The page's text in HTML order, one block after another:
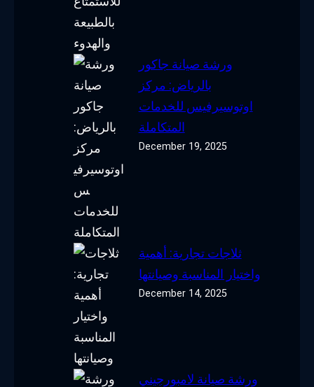
ورشة صيانة جاكور
بالرياض: مركز
اوتوسيرفيس للخدمات
المتكاملة
December 19, 2025
ثلاجات تجارية: أهمية
واختيار المناسبة وصيانتها
December 14, 2025
ورشة صيانة لامبورجيني